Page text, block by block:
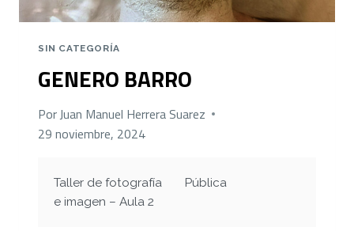
SIN CATEGORÍA
GENERO BARRO
PorJuan Manuel Herrera Suarez
29 noviembre, 2024
Taller de fotografía
e imagen – Aula 2
Pública